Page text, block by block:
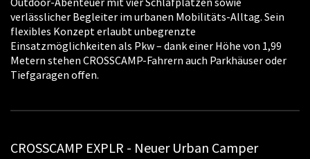
verlässlicher Begleiter im urbanen Mobilitäts-Alltag. Sein
flexibles Konzept erlaubt unbegrenzte
Einsatzmöglichkeiten als Pkw – dank einer Höhe von 1,99
Metern stehen CROSSCAMP-Fahrern auch Parkhäuser oder
Tiefgaragen offen.
CROSSCAMP EXPLR - Neuer Urban Camper